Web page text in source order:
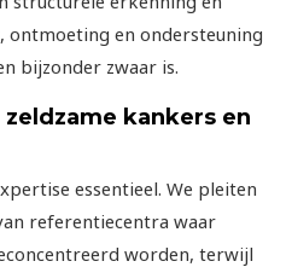
ontmoeting en ondersteuning
bijzonder zwaar is.
kankers en
essentieel. We pleiten
referentiecentra waar
worden, terwijl